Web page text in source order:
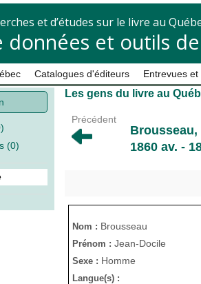
et d’études sur le livre au
données et outils
Catalogues d'éditeurs Entrevues
)
(0)
Les gens du livre au
Précédent
1860 av. -
Nom : Brousseau
Prénom : Jean-Docile
Sexe : Homme
Langue(s) :